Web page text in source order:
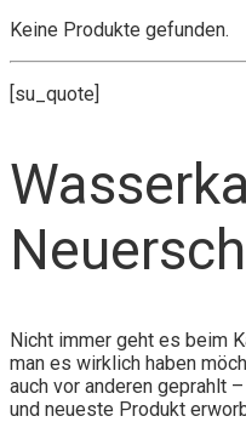
Keine Produkte gefunden.
[su_quote]
Nicht immer geht es beim
man es wirklich haben
auch vor anderen geprahlt
und neueste Produkt